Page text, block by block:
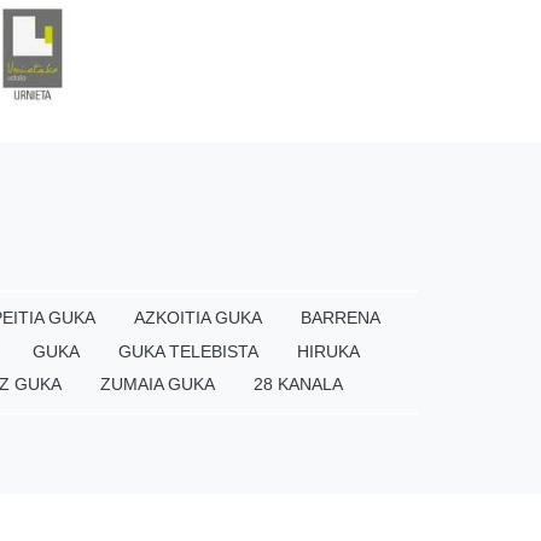
GUKA AZKOITIA GUKA
BARRENA
GUKA GUKA TELEBISTA
HIRUKA
GUKA ZUMAIA GUKA 28 KANALA